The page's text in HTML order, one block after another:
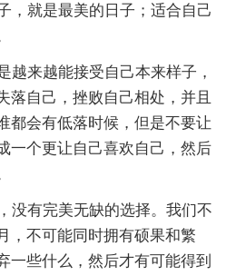
就是最美的日子；适合自己
来越能接受自己本来样子，
落自己，挫败自己相处，并且
都会有低落时候，但是不要让
一个更让自己喜欢自己，然后
有完美无缺的选择。我们不
，不可能同时拥有硕果和繁
一些什么，然后才有可能得到